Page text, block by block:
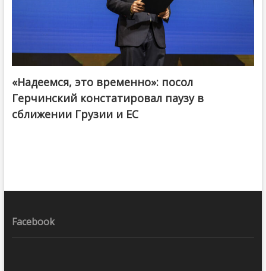
«Надеемся, это временно»: посол
Герчинский констатировал паузу в
сближении Грузии и ЕС
Facebook